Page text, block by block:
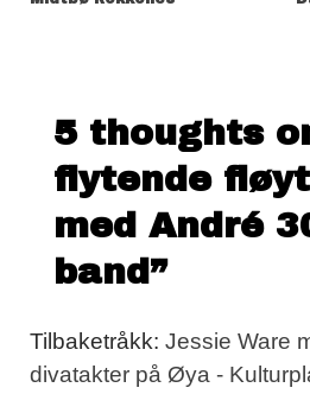
5 thoughts
flytende
med André
band ”
Tilbaketråkk: Jessie Ware
divatakter på Øya -